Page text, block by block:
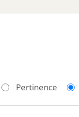
Pertinence